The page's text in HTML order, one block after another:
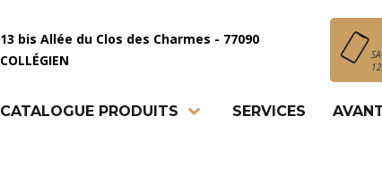
13 bis Allée du Clos des Charmes - 77090
COLLÉGIEN
CATALOGUE PRODUITS SERVICES